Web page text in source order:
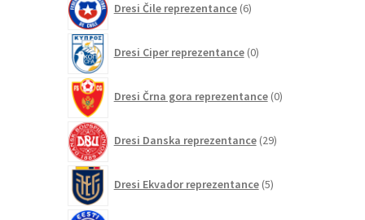
Dresi Čile reprezentance 6izdelkov
Dresi Ciper reprezentance 0izdelkov
Dresi Črna gora reprezentance 0izdelkov
Dresi Danska reprezentance 29izdelkov
Dresi Ekvador reprezentance 5izdelkov